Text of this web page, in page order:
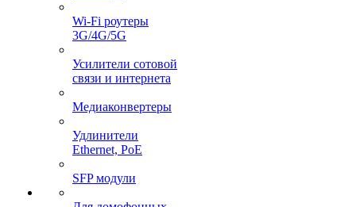
Wi-Fi роутеры
3G/4G/5G
Усилители сотовой
связи и интернета
Медиаконвертеры
Удлинители
Ethernet, PoE
SFP модули